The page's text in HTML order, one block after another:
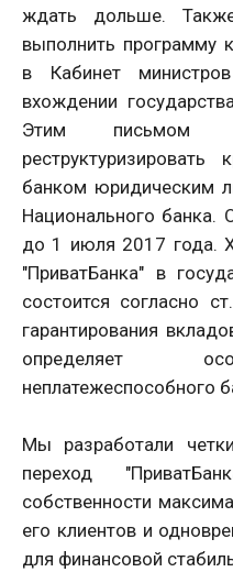
ждать дольше.
выполнить программу
в Кабинет
вхождении
Этим письмом
реструктуризировать
банком юридическим
Национального банка.
до 1 июля 2017 года.
"ПриватБанка" в
состоится согласно
гарантирования
определяет
неплатежеспособного
Мы разработали
переход
собственности
его клиентов и
для финансовой